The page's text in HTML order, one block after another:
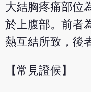
大結胸疼痛部位
於上腹部。前者
熱互結所致，後
【常見證候】